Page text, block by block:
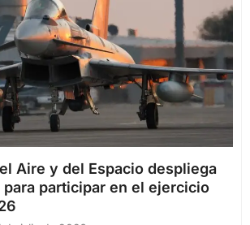
Aire y del Espacio despliega
participar en el ejercicio